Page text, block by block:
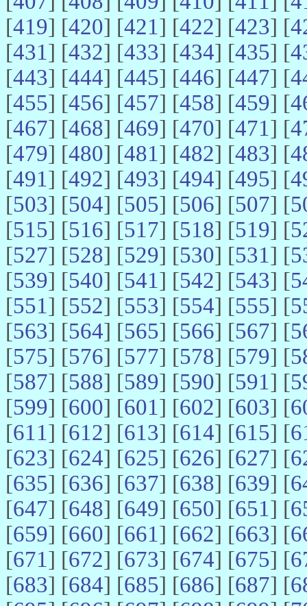
[419] [420] [421] [422] [423] [
[431] [432] [433] [434] [435] [
[443] [444] [445] [446] [447] [
[455] [456] [457] [458] [459] [
[467] [468] [469] [470] [471] [
[479] [480] [481] [482] [483] [
[491] [492] [493] [494] [495] [
[503] [504] [505] [506] [507] [
[515] [516] [517] [518] [519] [
[527] [528] [529] [530] [531] [
[539] [540] [541] [542] [543] [
[551] [552] [553] [554] [555] [
[563] [564] [565] [566] [567] [
[575] [576] [577] [578] [579] [
[587] [588] [589] [590] [591] [
[599] [600] [601] [602] [603] [
[611] [612] [613] [614] [615] [
[623] [624] [625] [626] [627] [
[635] [636] [637] [638] [639] [
[647] [648] [649] [650] [651] [
[659] [660] [661] [662] [663] [
[671] [672] [673] [674] [675] [
[683] [684] [685] [686] [687] [